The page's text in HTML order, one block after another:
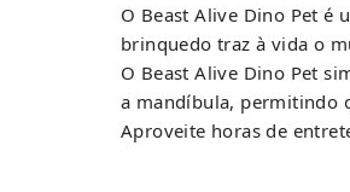
O Beast Alive Dino Pet é
brinquedo traz à vida o
O Beast Alive Dino Pet
a mandíbula, permitindo
Aproveite horas de